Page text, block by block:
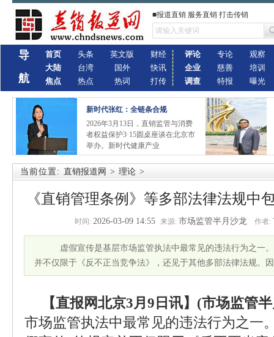
■报道直销 服务直销 打击传销
导
航
首页
大陆
焦点
头条
台湾
热点
英文版
国外
热词
财经
快讯
打传
评论
企业
调查
专论
慈善
特报
观察
培训
曝光
新时代张红：全链条合规
2026年3月13日，直销监管与消费
者权益保护3·15圆桌座谈在北京市
举办。新时代健康产业
当前位置: 直销报道网 > 理论 >
《直销管理条例》等多部法律法规中
时间: 2026-03-09 14:55 来源: 市场监管半月沙龙 作者:
虚假宣传是基层市场监管执法中最常见的违法行为之一
并不仅限于《反不正当竞争法》，还见于其他多部法律法规。
【直报网北京3月9日讯】(市场监管
市场监管执法中最常见的违法行为之一